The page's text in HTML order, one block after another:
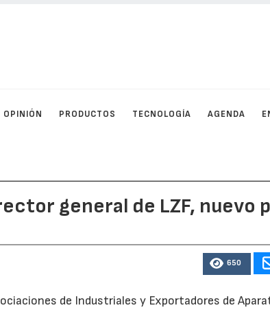
OPINIÓN PRODUCTOS TECNOLOGÍA AGENDA
general de LZF, nuevo
650
de Industriales y Exportadores de